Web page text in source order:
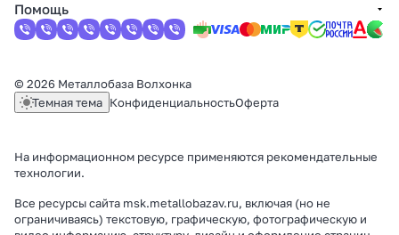
Помощь
© 2026 Металлобаза Волхонка
Темная тема КонфиденциальностьОферта
На информационном ресурсе применяются рекомендательные
технологии.
Все ресурсы сайта msk.metallobazav.ru, включая (но не
ограничиваясь) текстовую, графическую, фотографическую и